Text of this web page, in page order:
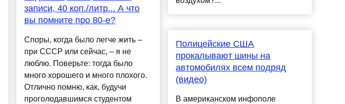
записи, 40 коп./литр... А что
вы помните про 80-е?
Споры, когда было легче жить –
при СССР или сейчас, – я не
люблю. Поверьте: тогда было
много хорошего и много плохого.
Отлично помню, как, будучи
проголодавшимся студентом
Полицейские США
прокалывают шины на
автомобилях всем подряд
(видео)
В американском инфополе